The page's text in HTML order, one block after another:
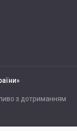
з дотриманням